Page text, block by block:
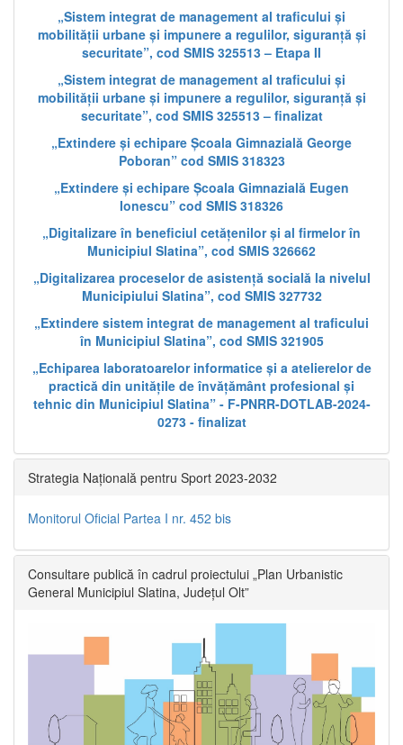
„Sistem integrat de management al traficului și
mobilității urbane și impunere a regulilor, siguranță și
securitate”, cod SMIS 325513 – Etapa II
„Sistem integrat de management al traficului și
mobilității urbane și impunere a regulilor, siguranță și
securitate”, cod SMIS 325513 – finalizat
„Extindere și echipare Școala Gimnazială George
Poboran” cod SMIS 318323
„Extindere și echipare Școala Gimnazială Eugen
Ionescu” cod SMIS 318326
„Digitalizare în beneficiul cetățenilor și al firmelor în
Municipiul Slatina”, cod SMIS 326662
„Digitalizarea proceselor de asistență socială la nivelul
Municipiului Slatina”, cod SMIS 327732
„Extindere sistem integrat de management al traficului
în Municipiul Slatina”, cod SMIS 321905
„Echiparea laboratoarelor informatice și a atelierelor de
practică din unitățile de învățământ profesional și
tehnic din Municipiul Slatina” - F-PNRR-DOTLAB-2024-
0273 - finalizat
Strategia Națională pentru Sport 2023-2032
Monitorul Oficial Partea I nr. 452 bis
Consultare publică în cadrul proiectului „Plan Urbanistic
General Municipiul Slatina, Județul Olt”